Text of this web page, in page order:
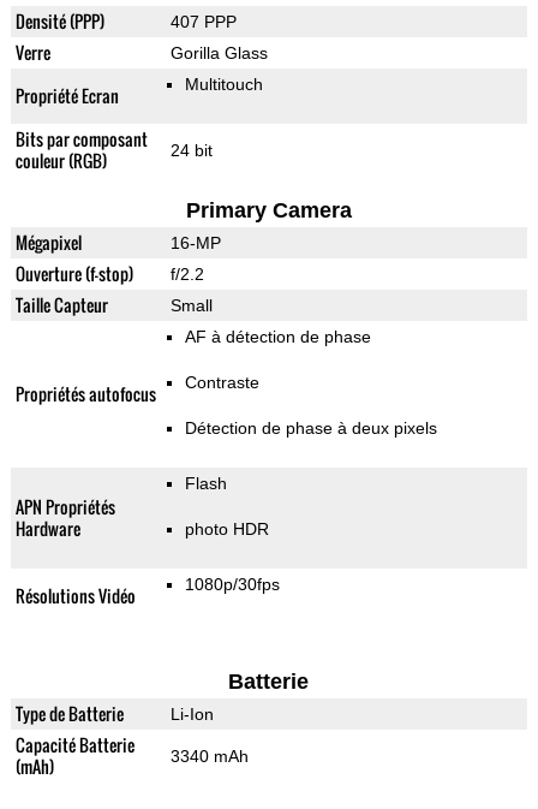
Densité (PPP) 407 PPP
Verre Gorilla Glass
Propriété Ecran Multitouch
Bits par composant
couleur (RGB)
24 bit
Primary Camera
Mégapixel 16-MP
Ouverture (f-stop) f/2.2
Taille Capteur Small
Propriétés autofocus
AF à détection de phase
Contraste
Détection de phase à deux pixels
APN Propriétés
Hardware
Flash
photo HDR
Résolutions Vidéo 1080p/30fps
Batterie
Type de Batterie Li-Ion
Capacité Batterie
(mAh)
3340 mAh